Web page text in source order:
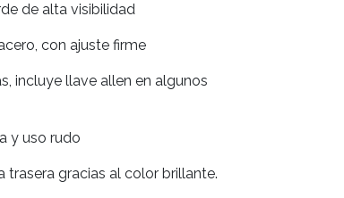
de alta visibilidad
con ajuste firme
incluye llave allen en algunos
y uso rudo
trasera gracias al color brillante.